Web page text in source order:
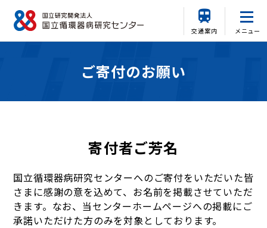
交通案内 メニュー
ご寄付のお願い
寄付者ご芳名
国立循環器病研究センターへのご寄付をいただいた皆
さまに感謝の意を込めて、お名前を掲載させていただ
きます。なお、当センターホームページへの掲載にご
承諾いただけた方のみを対象としております。